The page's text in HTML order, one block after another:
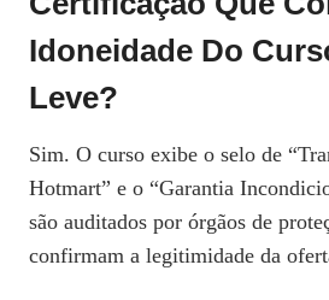
Idoneidade Do
Leve?
Sim. O curso exibe o selo de
Hotmart” e o “Garantia
são auditados por órgãos de
confirmam a legitimidade da